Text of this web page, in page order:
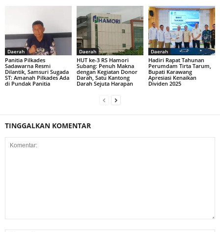
Daerah
Panitia Pilkades
Sadawarna Resmi
Dilantik, Samsuri Sugada
ST: Amanah Pilkades Ada
di Pundak Panitia
Daerah
HUT ke-3 RS Hamori
Subang: Penuh Makna
dengan Kegiatan Donor
Darah, Satu Kantong
Darah Sejuta Harapan
Daerah
Hadiri Rapat Tahunan
Perumdam Tirta Tarum,
Bupati Karawang
Apresiasi Kenaikan
Dividen 2025
TINGGALKAN KOMENTAR